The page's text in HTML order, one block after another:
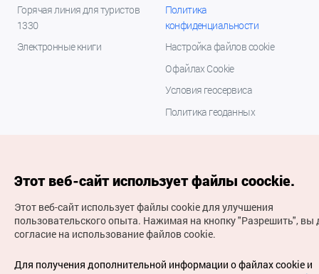
Горячая линия для туристов
1330
Электронные книги
Политика
конфиденциальности
Настройка файлов cookie
О файлах Cookie
Условия геосервиса
Политика геоданных
(с) Национальная организация туризма Кореи Все
права защищены
Этот веб-сайт использует файлы coockie.
Этот веб-сайт использует файлы cookie для улучшения
пользовательского опыта. Нажимая на кнопку "Разрешить", вы
согласие на использование файлов cookie.
Для получения дополнительной информации о файлах cookie и